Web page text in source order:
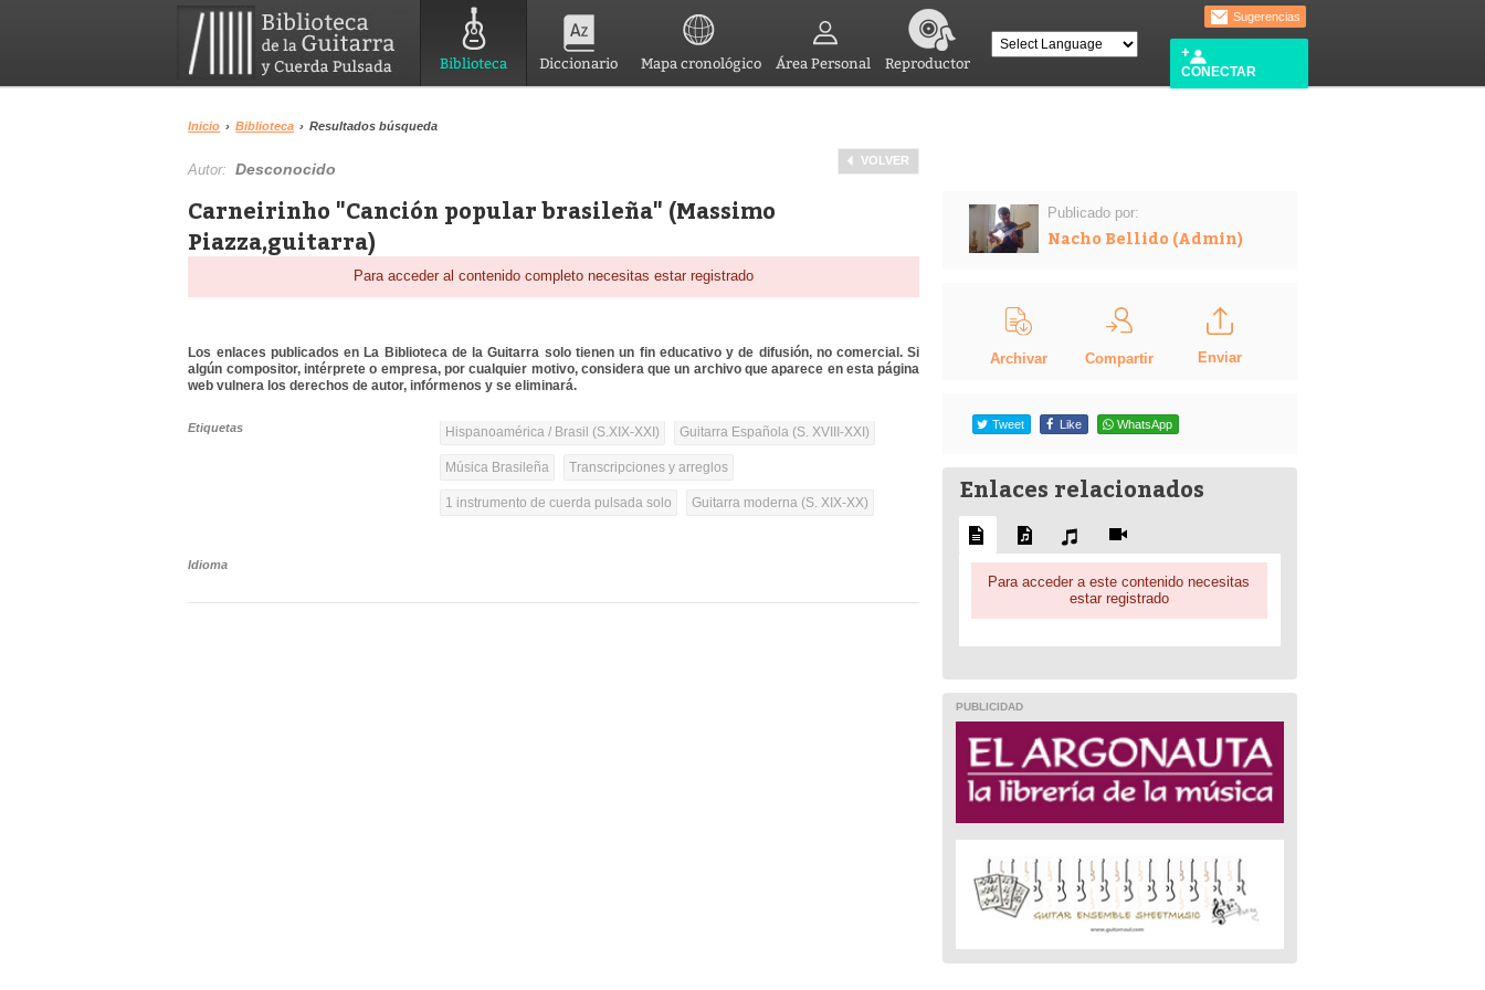
Biblioteca Diccionario Mapa cronológico Área Personal Reproductor
Sugerencias
CONECTAR
Inicio › Biblioteca › Resultados búsqueda
VOLVER
Autor:Desconocido
Carneirinho "Canción popular brasileña" (Massimo
Piazza,guitarra)
Para acceder al contenido completo necesitas estar registrado
Los enlaces publicados en La Biblioteca de la Guitarra solo tienen un fin educativo y de difusión, no comercial. Si
algún compositor, intérprete o empresa, por cualquier motivo, considera que un archivo que aparece en esta página
web vulnera los derechos de autor, infórmenos y se eliminará.
Etiquetas Hispanoamérica / Brasil (S.XIX-XXI) Guitarra Española (S. XVIII-XXI)
Música Brasileña Transcripciones y arreglos
1 instrumento de cuerda pulsada solo Guitarra moderna (S. XIX-XX)
Idioma
Publicado por:
Nacho Bellido (Admin)
Archivar Compartir Enviar
Tweet Like WhatsApp
Enlaces relacionados
Para acceder a este contenido necesitas
estar registrado
PUBLICIDAD